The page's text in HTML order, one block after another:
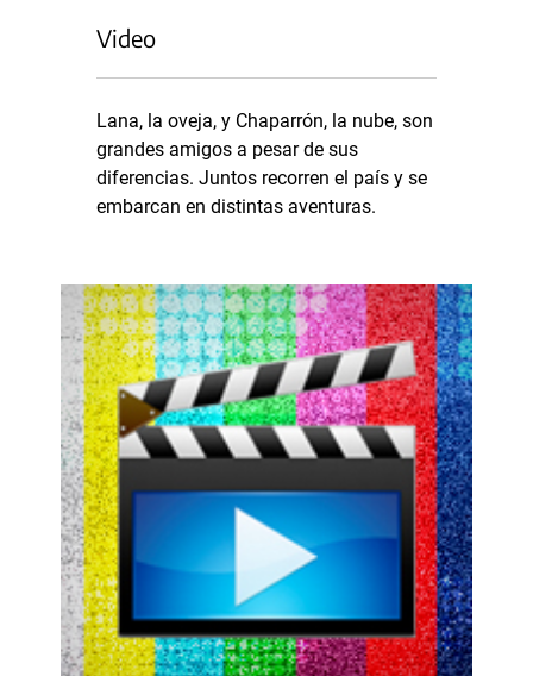
Video
Lana, la oveja, y Chaparrón, la nube, son
grandes amigos a pesar de sus
diferencias. Juntos recorren el país y se
embarcan en distintas aventuras.